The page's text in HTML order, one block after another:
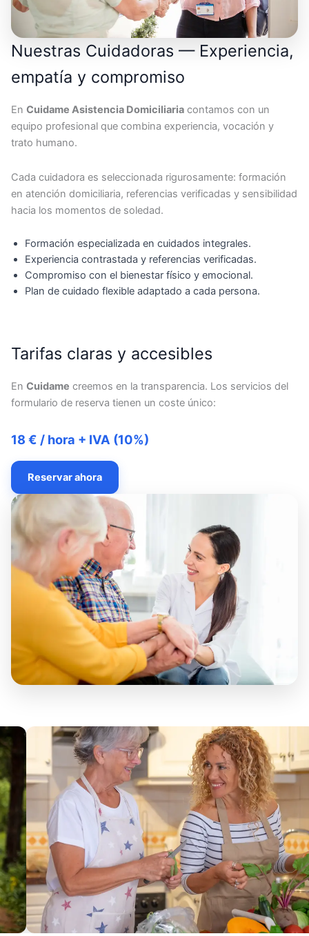
Nuestras Cuidadoras — Experiencia,
empatía y compromiso
En Cuidame Asistencia Domiciliaria contamos con un
equipo profesional que combina experiencia, vocación y
trato humano.
Cada cuidadora es seleccionada rigurosamente: formación
en atención domiciliaria, referencias verificadas y sensibilidad
hacia los momentos de soledad.
Formación especializada en cuidados integrales.
Experiencia contrastada y referencias verificadas.
Compromiso con el bienestar físico y emocional.
Plan de cuidado flexible adaptado a cada persona.
Tarifas claras y accesibles
En Cuidame creemos en la transparencia. Los servicios del
formulario de reserva tienen un coste único:
18 € / hora + IVA (10%)
Reservar ahora